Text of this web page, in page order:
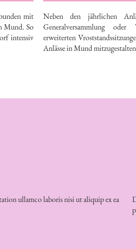
mit
Mund. So
intensiv
Neben den jährlichen
Generalversammlung oder
erweiterten
Anlässe in Mund
ullamco laboris nisi ut aliquip ex ea